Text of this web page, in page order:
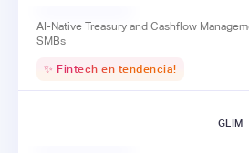
AI-Native Treasury and Cashflow
SMBs
✨ Fintech en tendencia!
GLIM